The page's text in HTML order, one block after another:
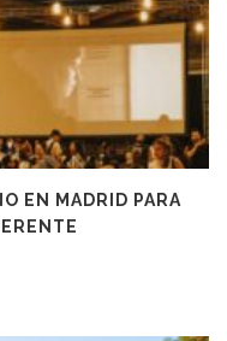
EN MADRID PARA